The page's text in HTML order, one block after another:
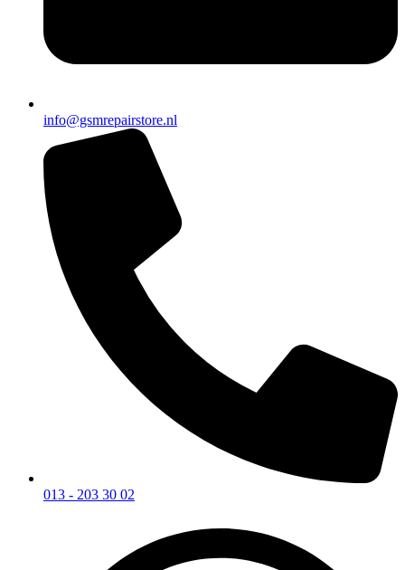
info@gsmrepairstore.nl
013 - 203 30 02